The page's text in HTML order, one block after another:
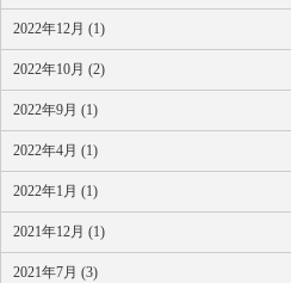
2022年12月 (1)
2022年10月 (2)
2022年9月 (1)
2022年4月 (1)
2022年1月 (1)
2021年12月 (1)
2021年7月 (3)